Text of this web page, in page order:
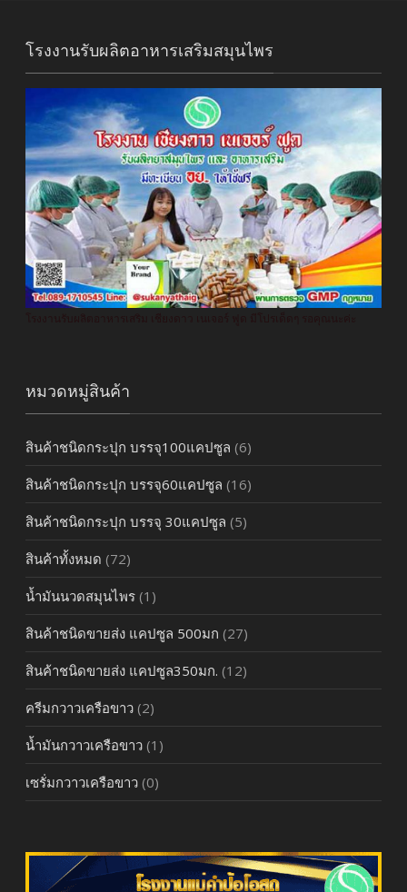
โรงงานรับผลิตอาหารเสริมสมุนไพร
หมวดหมู่สินค้า
สินค้าชนิดกระปุก บรรจุ100แคปซูล (6)
สินค้าชนิดกระปุก บรรจุ60แคปซูล (16)
สินค้าชนิดกระปุก บรรจุ 30แคปซูล (5)
สินค้าทั้งหมด (72)
น้ำมันนวดสมุนไพร (1)
สินค้าชนิดขายส่ง แคปซูล 500มก (27)
สินค้าชนิดขายส่ง แคปซูล350มก. (12)
ครีมกวาวเครือขาว (2)
น้ำมันกวาวเครือขาว (1)
เซรั่มกวาวเครือขาว (0)